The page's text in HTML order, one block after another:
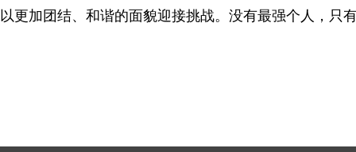
以更加团结、和谐的面貌迎接挑战。没有最强个人，只